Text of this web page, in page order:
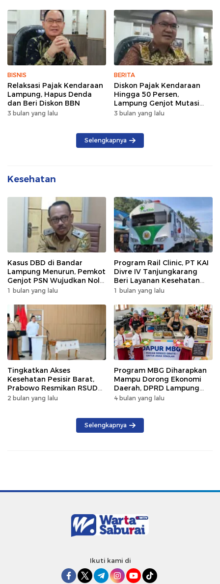
BISNIS
Relaksasi Pajak Kendaraan
Lampung, Hapus Denda
dan Beri Diskon BBN
3 bulan yang lalu
BERITA
Diskon Pajak Kendaraan
Hingga 50 Persen,
Lampung Genjot Mutasi
Kendaraan Luar Daerah
3 bulan yang lalu
Selengkapnya
Kesehatan
Kasus DBD di Bandar
Lampung Menurun, Pemkot
Genjot PSN Wujudkan Nol
Kematian
1 bulan yang lalu
Program Rail Clinic, PT KAI
Divre IV Tanjungkarang
Beri Layanan Kesehatan
Gratis 250 Warga
1 bulan yang lalu
Tingkatkan Akses
Kesehatan Pesisir Barat,
Prabowo Resmikan RSUD
KH Muhammad Thohir
2 bulan yang lalu
Program MBG Diharapkan
Mampu Dorong Ekonomi
Daerah, DPRD Lampung
Tekankan Pemanfaatan
4 bulan yang lalu
Selengkapnya
Ikuti kami di